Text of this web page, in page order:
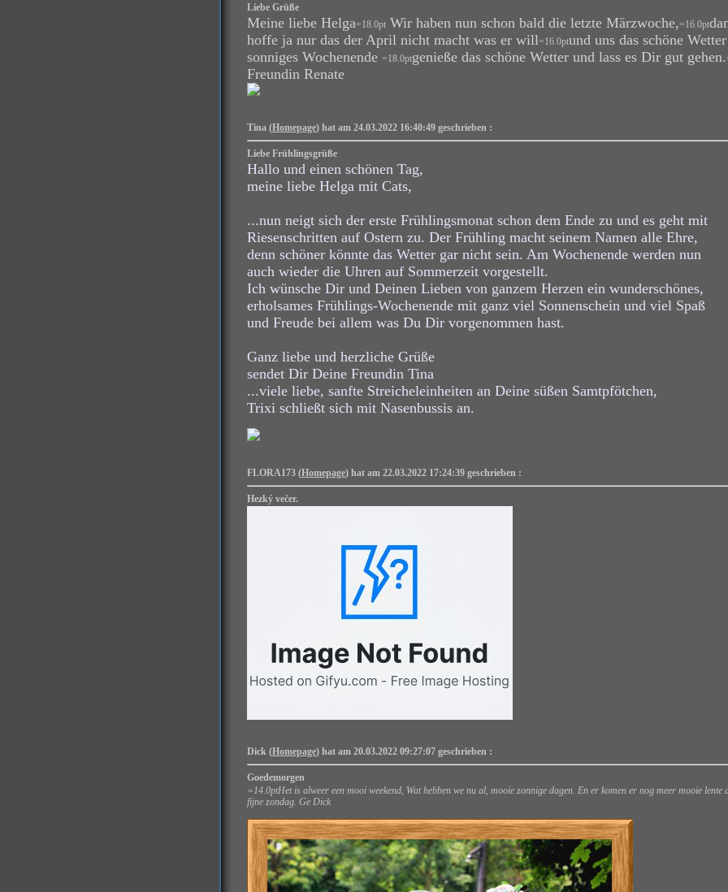
Liebe Grüße
Meine liebe Helga=18.0pt Wir haben nun schon bald die letzte Märzwoche,=16.0pt
hoffe ja nur das der April nicht macht was er will=16.0ptund uns das schöne
sonniges Wochenende =18.0ptgenieße das schöne Wetter und lass es Dir gut gehen.
Freundin Renate
Tina (Homepage) hat am 24.03.2022 16:40:49 geschrieben :
Liebe Frühlingsgrüße
Hallo und einen schönen Tag,
meine liebe Helga mit Cats,
...nun neigt sich der erste Frühlingsmonat schon dem Ende zu und es geht mit
Riesenschritten auf Ostern zu. Der Frühling macht seinem Namen alle Ehre,
denn schöner könnte das Wetter gar nicht sein. Am Wochenende werden nun
auch wieder die Uhren auf Sommerzeit vorgestellt.
Ich wünsche Dir und Deinen Lieben von ganzem Herzen ein wunderschönes,
erholsames Frühlings-Wochenende mit ganz viel Sonnenschein und viel Spaß
und Freude bei allem was Du Dir vorgenommen hast.
Ganz liebe und herzliche Grüße
sendet Dir Deine Freundin Tina
...viele liebe, sanfte Streicheleinheiten an Deine süßen Samtpfötchen,
Trixi schließt sich mit Nasenbussis an.
FLORA173 (Homepage) hat am 22.03.2022 17:24:39 geschrieben :
Hezký večer.
Dick (Homepage) hat am 20.03.2022 09:27:07 geschrieben :
Goedemorgen
=14.0ptHet is alweer een mooi weekend, Wat hebben we nu al, mooie zonnige dagen. En er komen er nog meer mooie
fijne zondag. Ge Dick